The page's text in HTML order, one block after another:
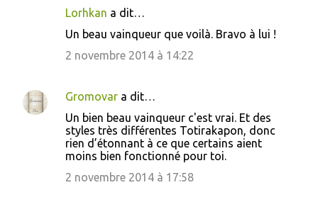
s
Lorhkan a dit…
Un beau vainqueur que voilà. Bravo à lui !
2 novembre 2014 à 14:22
Gromovar a dit…
Un bien beau vainqueur c'est vrai. Et des
styles très différentes Totirakapon, donc
rien d’étonnant à ce que certains aient
moins bien fonctionné pour toi.
2 novembre 2014 à 17:58